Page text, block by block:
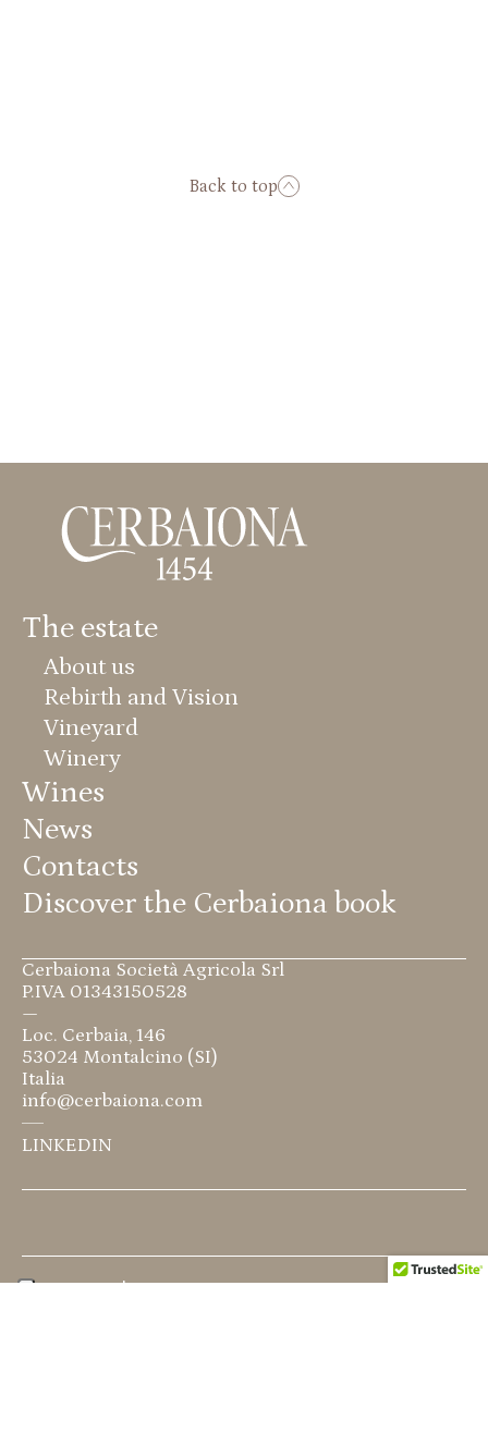
Back to top
Cerbaiona Società Agricola Srl
P.IVA 01343150528
—
Loc. Cerbaia, 146
53024 Montalcino (SI)​
Italia
info@cerbaiona.com
LINKEDIN
The estate
About us
Rebirth and Vision
Vineyard
Winery
Wines
News
Contacts
Discover the Cerbaiona book
ITALIANO| ENGLISH